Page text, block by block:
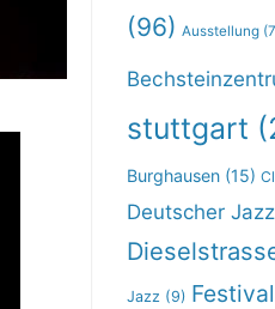
(96) Ausstellung
stuttgart
Burghausen (15)
Deutscher
Jazz (9) Festival